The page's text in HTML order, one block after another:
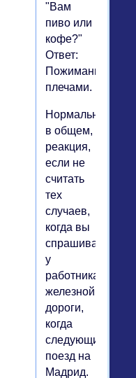
"Вам
пиво или
кофе?"
Ответ:
Пожимание
плечами.
Нормальная,
в общем,
реакция,
если не
считать
тех
случаев,
когда вы
спрашиваете
у
работника
железной
дороги,
когда
следующий
поезд на
Мадрид.